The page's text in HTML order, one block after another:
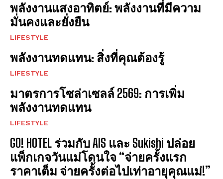
พลังงานแสงอาทิตย์: พลังงานที่มีความ
มั่นคงและยั่งยืน
LIFESTYLE
พลังงานทดแทน: สิ่งที่คุณต้องรู้
LIFESTYLE
มาตรการโซล่าเซลล์ 2569: การเพิ่ม
พลังงานทดแทน
LIFESTYLE
GO! HOTEL ร่วมกับ AIS และ Sukishi ปล่อย
แพ็กเกจวันแม่โดนใจ “จ่ายครั้งแรก
ราคาเต็ม จ่ายครั้งต่อไปเท่าอายุคุณแม่!”